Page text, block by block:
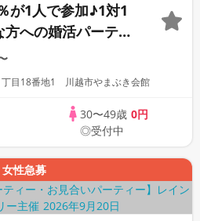
が1人で参加♪1対1
への婚活パーティ
目18番地1 川越市やまぶき会館
30〜49歳 0円
◎受付中
女性急募